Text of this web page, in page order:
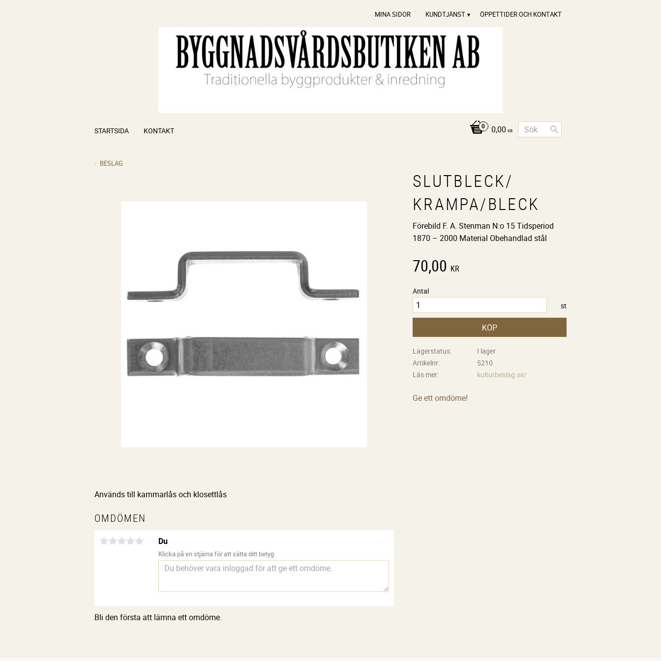
MINA SIDOR KUNDTJÄNST ÖPPETTIDER OCH KONTAKT
0,00 KR
STARTSIDA KONTAKT
BESLAG
SLUTBLECK/
KRAMPA/BLECK
Förebild F. A. Stenman N:o 15 Tidsperiod
1870 – 2000 Material Obehandlad stål
70,00 KR
Antal
st
KÖP
Lagerstatus
I lager
Artikelnr
5210
Läs mer
kulturbeslag.se/
Ge ett omdöme!
Används till kammarlås och klosettlås
OMDÖMEN
Du
Klicka på en stjärna för att sätta ditt betyg
Bli den första att lämna ett omdöme.